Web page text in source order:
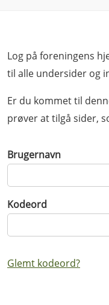
Log på foreningens
til alle undersider og
Er du kommet til
prøver at tilgå sider,
Brugernavn
Kodeord
Glemt kodeord?